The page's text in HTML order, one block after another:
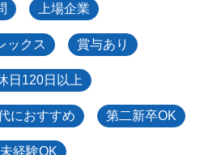
上場企業
ックス 賞与あり
日120日以上
におすすめ 第二新卒OK
経験OK